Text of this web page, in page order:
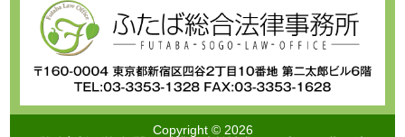
Copyright © 2026